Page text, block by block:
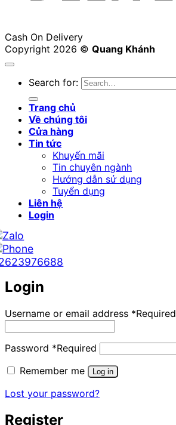
Cash On Delivery
Copyright 2026 © Quang Khánh
Search for:
Trang chủ
Về chúng tôi
Cửa hàng
Tin tức
Khuyến mãi
Tin chuyên ngành
Hướng dẫn sử dụng
Tuyển dụng
Liên hệ
Login
Login
Username or email address *Required
Password *Required
Remember me
Log in
Lost your password?
Register